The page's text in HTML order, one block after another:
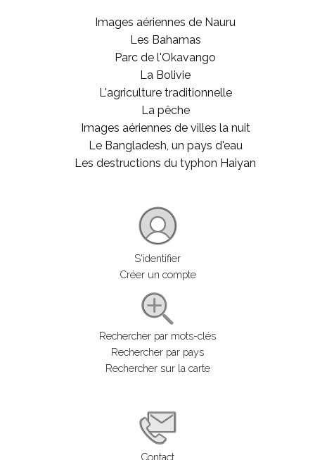
Images aériennes de Nauru
Les Bahamas
Parc de l'Okavango
La Bolivie
L'agriculture traditionnelle
La pêche
Images aériennes de villes la nuit
Le Bangladesh, un pays d'eau
Les destructions du typhon Haiyan
S'identifier
Créer un compte
Rechercher par mots-clés
Rechercher par pays
Rechercher sur la carte
Contact